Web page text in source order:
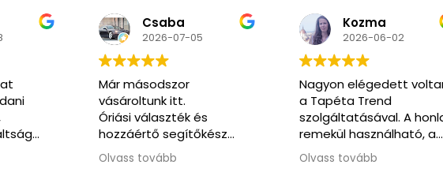
Kozma
2026-06-02
Nagyon elégedett voltam
a Tapéta Trend
szolgáltatásával. A honlap
remekül használható, a
kommunikáció végig
korrekt és segítőkész volt.
Olvass tovább
Nikolett
2026-05-12
Nagyon kedvesek és
segítőkészek, a választék
pedig rendkívül széles.